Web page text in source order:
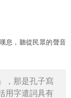
息，聽從民眾的聲音
，那是孔子寫
用字遣詞具有